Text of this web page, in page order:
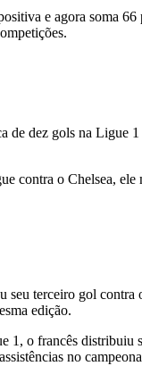
e agora soma
dez gols na Ligue
contra o Chelsea, ele
terceiro gol contra
edição.
o francês distribuiu
no